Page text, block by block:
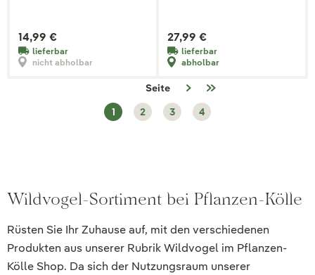
14,99 €
lieferbar
nicht abholbar
27,99 €
lieferbar
abholbar
Seite
1
2 3 4
Wildvogel-Sortiment bei Pflanzen-Kölle
Rüsten Sie Ihr Zuhause auf, mit den verschiedenen
Produkten aus unserer Rubrik Wildvogel im Pflanzen-
Kölle Shop. Da sich der Nutzungsraum unserer